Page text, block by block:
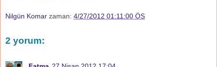
Nilgün Komar zaman: 4/27/2012 01:11:00 ÖS
2 yorum: